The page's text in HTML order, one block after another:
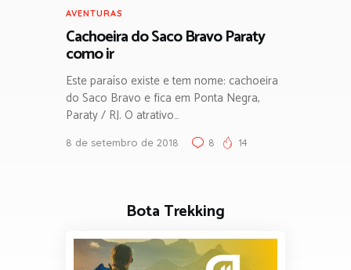
AVENTURAS
Cachoeira do Saco Bravo Paraty
como ir
Este paraíso existe e tem nome: cachoeira
do Saco Bravo e fica em Ponta Negra,
Paraty / RJ. O atrativo…
8 de setembro de 2018 8 14
Bota Trekking